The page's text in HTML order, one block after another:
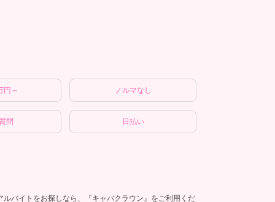
円～ ノルマなし
問 日払い
バイトをお探しなら、『キャバクラウン』をご利用くだ